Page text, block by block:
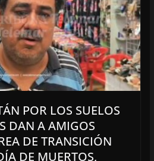
POR LOS SUELOS
DAN A AMIGOS
DE TRANSICIÓN
DE MUERTOS,